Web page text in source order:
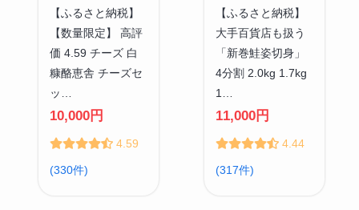
【ふるさと納税】
【数量限定】 高評
価 4.59 チーズ 白
糠酪恵舎 チーズセ
ッ…
10,000円
4.59
(330件)
【ふるさと納税】
大手百貨店も扱う
「新巻鮭姿切身」
4分割 2.0kg 1.7kg
1…
11,000円
4.44
(317件)